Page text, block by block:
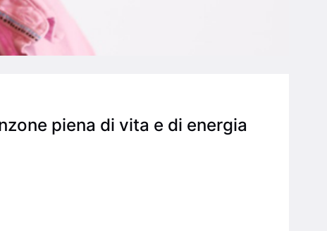
piena di vita e di energia